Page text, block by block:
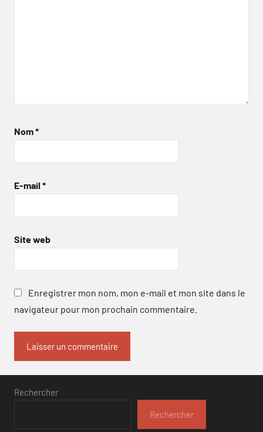
Nom*
E-mail *
Site web
Enregistrer mon nom, mon e-mail et mon site dans le
navigateur pour mon prochain commentaire.
Rechercher
Rechercher